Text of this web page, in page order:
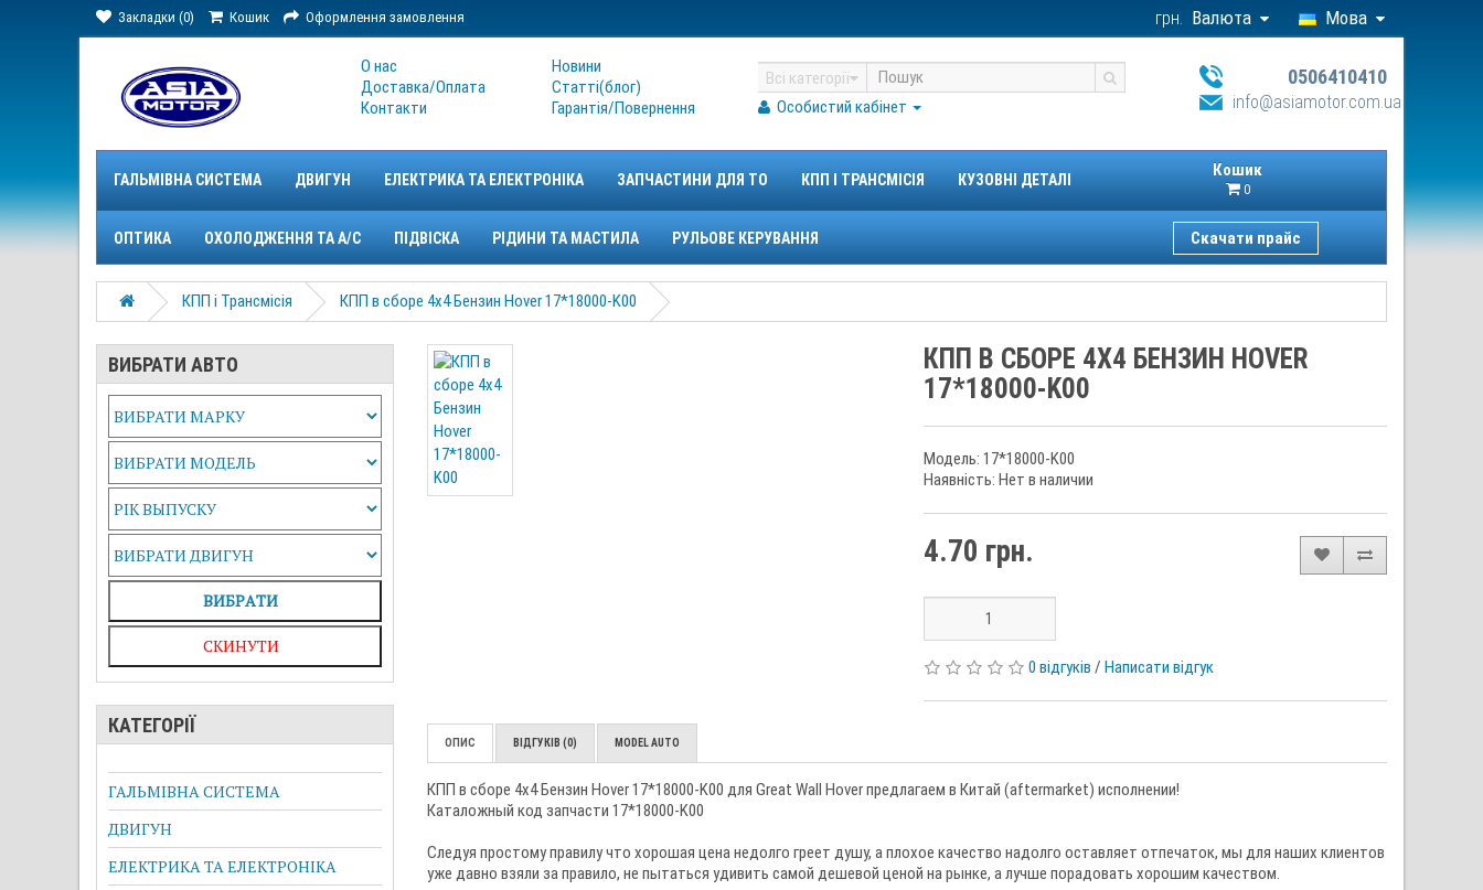
Мова
грн. Валюта
Закладки (0) Кошик Оформлення замовлення
О нас
Доставка/Оплата
Контакти
Новини
Статтi(блог)
Гарантiя/Повернення
Всі категорії
Особистий кабінет
0506410410
info@asiamotor.com.ua
Кошик
0
Скачати прайс
ГАЛЬМІВНА СИСТЕМА ДВИГУН ЕЛЕКТРИКА ТА ЕЛЕКТРОНІКА ЗАПЧАСТИНИ ДЛЯ ТО КПП І ТРАНСМІСІЯ КУЗОВНІ ДЕТАЛІ
ОПТИКА ОХОЛОДЖЕННЯ ТА A/C ПІДВІСКА РІДИНИ ТА МАСТИЛА РУЛЬОВЕ КЕРУВАННЯ
КПП і Трансмісія КПП в сборе 4х4 Бензин Hover 17*18000-K00
ВИБРАТИ АВТО
ВИБРAТИ
СКИНУТИ
КАТЕГОРІЇ
ГАЛЬМІВНА СИСТЕМА
ДВИГУН
ЕЛЕКТРИКА ТА ЕЛЕКТРОНІКА
КПП В СБОРЕ 4Х4 БЕНЗИН HOVER
17*18000-K00
Модель: 17*18000-K00
Наявність: Нет в наличии
4.70 грн.
0 відгуків / Написати відгук
ОПИС ВІДГУКІВ (0) MODEL AUTO
КПП в сборе 4х4 Бензин Hover 17*18000-K00 для Great Wall Hover предлагаем в Китай (аftermarket) исполнении!
Каталожный код запчасти 17*18000-K00
Следуя простому правилу что хорошая цена недолго греет душу, а плохое качество надолго оставляет отпечаток, мы для наших клиентов
уже давно взяли за правило, не пытаться удивить самой дешевой ценой на рынке, а лучше порадовать хорошим качеством.